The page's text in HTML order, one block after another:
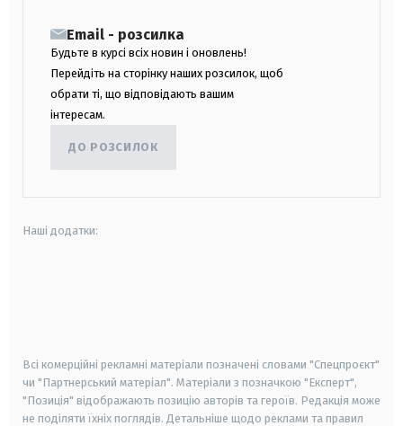
Email - розсилка
Будьте в курсі всіх новин і оновлень!
Перейдіть на сторінку наших розсилок, щоб
обрати ті, що відповідають вашим
інтересам.
ДО РОЗСИЛОК
Наші додатки:
Всі комерційні рекламні матеріали позначені словами "Спецпроєкт"
чи "Партнерський матеріал". Матеріали з позначкою "Експерт",
"Позиція" відображають позицію авторів та героїв. Редакція може
не поділяти їхніх поглядів. Детальніше щодо реклами та правил